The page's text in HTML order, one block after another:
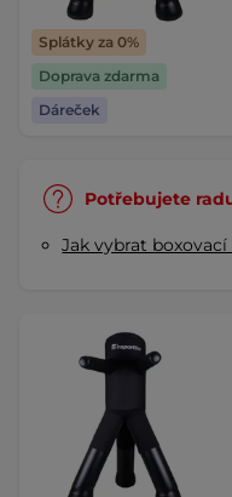
Splátky za 0%
Doprava zdarma
Dáreček
Potřebujete
Jak vybrat